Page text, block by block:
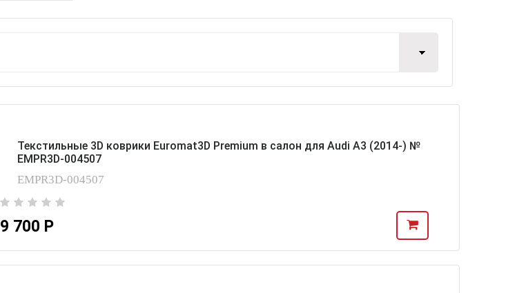
Текстильные 3D коврики Euromat3D Premium в салон для Audi A3 (2014-) №
EMPR3D-004507
EMPR3D-004507
9 700 Р